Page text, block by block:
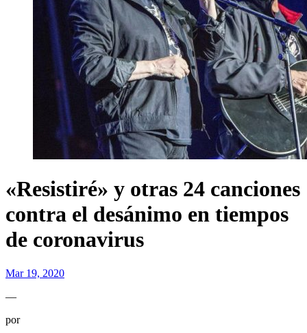
«Resistiré» y otras 24 canciones
contra el desánimo en tiempos
de coronavirus
Mar 19, 2020
—
por